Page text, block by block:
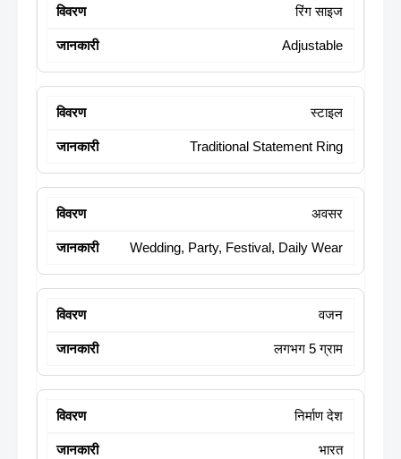
रिंग साइज
Adjustable
स्टाइल
Traditional Statement Ring
अवसर
Wedding, Party, Festival, Daily Wear
वजन
लगभग 5 ग्राम
निर्माण देश
भारत